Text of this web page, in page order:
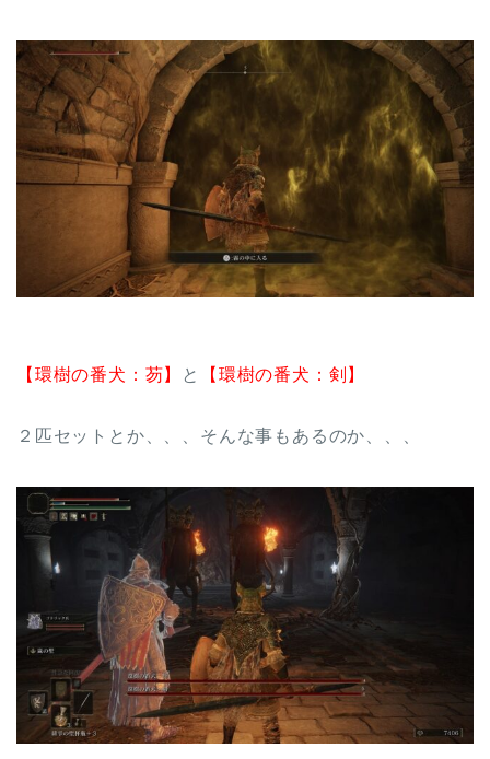
【環樹の番犬：芴】 と 【環樹の番犬：剣】
２匹セットとか、、、そんな事もあるのか、、、